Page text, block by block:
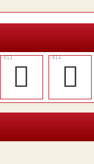
󶌙 󶌚